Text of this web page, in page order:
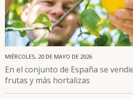
MIÉRCOLES, 20 DE MAYO DE 2026
En el conjunto de España se
frutas y más hortalizas